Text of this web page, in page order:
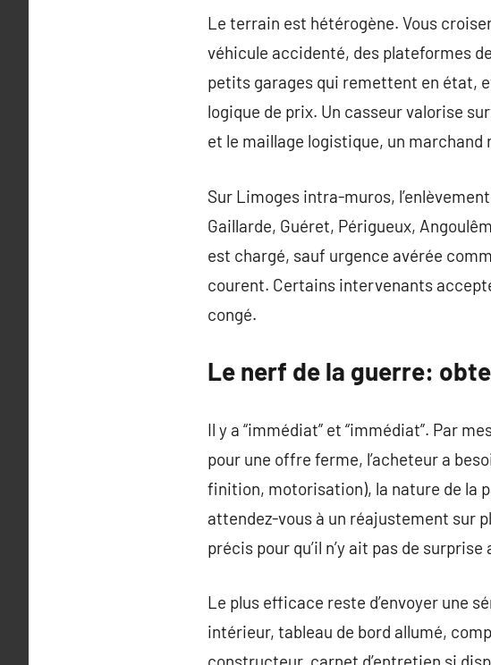
Le terrain est hétérogène. Vous
véhicule accidenté, des plateformes
petits garages qui remettent en état,
logique de prix. Un casseur valorise
et le maillage logistique, un marchand
Sur Limoges intra-muros,
Gaillarde, Guéret, Périgueux,
est chargé, sauf urgence avérée
courent. Certains intervenants
congé.
Le nerf de la guerre:
Il y a “immédiat” et “immédiat”. Par
pour une offre ferme, l’acheteur a
finition, motorisation), la nature de la
attendez-vous à un réajustement sur
précis pour qu’il n’y ait pas de surprise
Le plus efficace reste d’envoyer une
intérieur, tableau de bord allumé,